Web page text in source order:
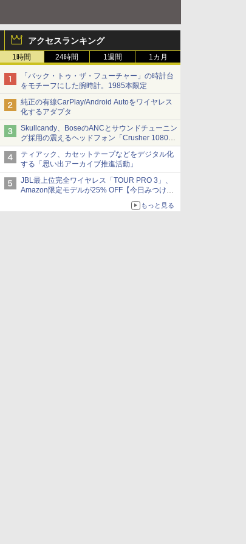
アクセスランキング
1時間 24時間 1週間 1カ月
「バック・トゥ・ザ・フューチャー」の時計台
をモチーフにした腕時計。1985本限定
純正の有線CarPlay/Android Autoをワイヤレス
化するアダプタ
Skullcandy、BoseのANCとサウンドチューニン
グ採用の震えるヘッドフォン「Crusher 1080
ANC」
ティアック、カセットテープなどをデジタル化
する「思い出アーカイブ推進活動」
JBL最上位完全ワイヤレス「TOUR PRO 3」、
Amazon限定モデルが25% OFF【今日みつけた
もっと見る